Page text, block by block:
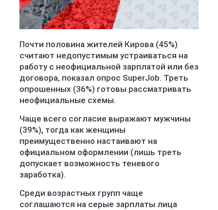
Почти половина жителей Кирова (45%)
считают недопустимым устраиваться на
работу с неофициальной зарплатой или без
договора, показал опрос SuperJob. Треть
опрошенных (36%) готовы рассматривать
неофициальные схемы.
Чаще всего согласие выражают мужчины
(39%), тогда как женщины
преимущественно настаивают на
официальном оформлении (лишь треть
допускает возможность теневого
заработка).
Среди возрастных групп чаще
соглашаются на серые зарплаты лица